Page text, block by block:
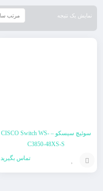
نمایش یک نتیجه
سوئیچ سیسکو – CISCO Switch WS-
C3850-48XS-S
تماس بگیرید